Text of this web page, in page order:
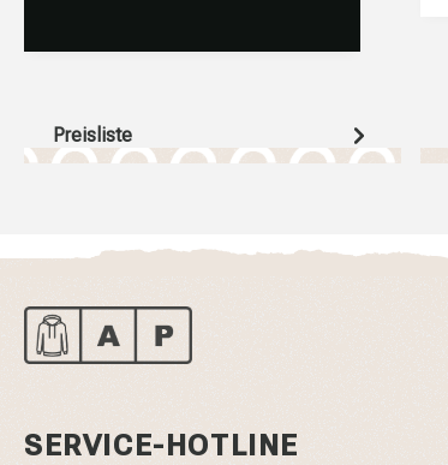
Preisliste
SERVICE-HOTLINE